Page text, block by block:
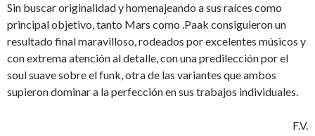
Sin buscar originalidad y homenajeando a sus raíces como
principal objetivo, tanto Mars como .Paak consiguieron un
resultado final maravilloso, rodeados por excelentes músicos y
con extrema atención al detalle, con una predilección por el
soul suave sobre el funk, otra de las variantes que ambos
supieron dominar a la perfección en sus trabajos individuales.
F.V.